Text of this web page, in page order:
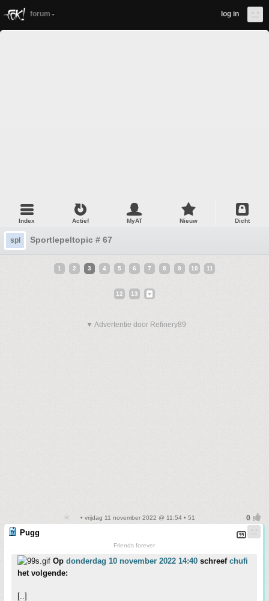
forum log in
Index Actief MyAT Nieuw Dicht
spl Sportlepeltopic # 67
1 2 3 4 5 6 7 8 9 10 11
12 13
▼ Advertentie door Refinery89
• vrijdag 11 november 2022 @ 11:54 • 51
Pugg
Friends forever
Op donderdag 10 november 2022 14:40 schreef chufi
het volgende:
[..]